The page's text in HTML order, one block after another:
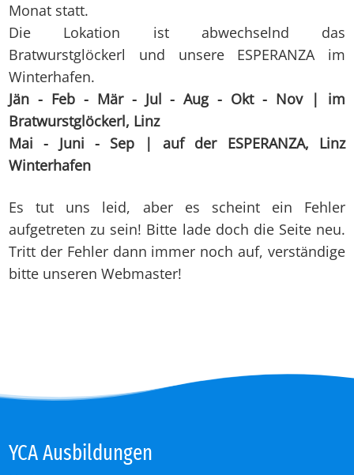
Monat statt.
Die Lokation ist abwechselnd das
Bratwurstglöckerl und unsere ESPERANZA im
Winterhafen.
Jän - Feb - Mär - Jul - Aug - Okt - Nov | im
Bratwurstglöckerl, Linz
Mai - Juni - Sep | auf der ESPERANZA, Linz
Winterhafen
Es tut uns leid, aber es scheint ein Fehler
aufgetreten zu sein! Bitte lade doch die Seite neu.
Tritt der Fehler dann immer noch auf, verständige
bitte unseren Webmaster!
YCA Aus­bil­dun­gen